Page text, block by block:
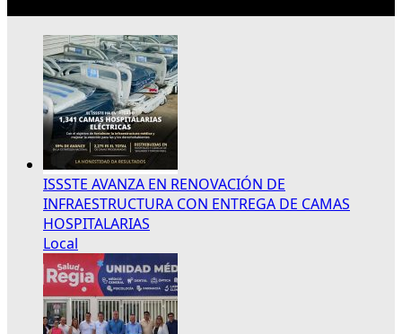
ISSSTE AVANZA EN RENOVACIÓN DE
INFRAESTRUCTURA CON ENTREGA DE CAMAS
HOSPITALARIAS
Local